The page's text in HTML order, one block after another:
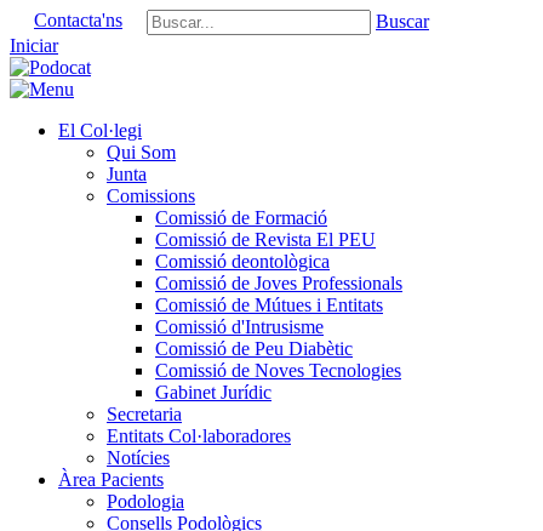
Contacta'ns
Buscar
Iniciar
El Col·legi
Qui Som
Junta
Comissions
Comissió de Formació
Comissió de Revista El PEU
Comissió deontològica
Comissió de Joves Professionals
Comissió de Mútues i Entitats
Comissió d'Intrusisme
Comissió de Peu Diabètic
Comissió de Noves Tecnologies
Gabinet Jurídic
Secretaria
Entitats Col·laboradores
Notícies
Àrea Pacients
Podologia
Consells Podològics